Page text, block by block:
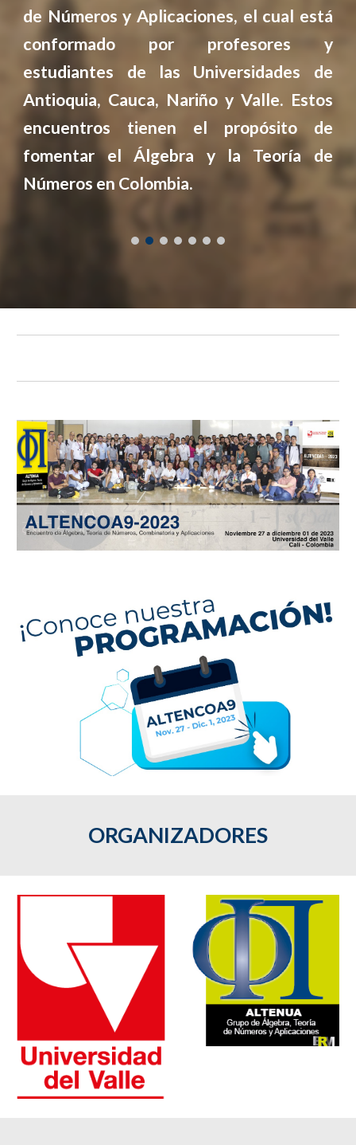
de Números y Aplicaciones, el cual está
conformado por profesores y
estudiantes de las Universidades de
Antioquia, Cauca, Nariño y Valle. Estos
encuentros tienen el propósito de
fomentar el Álgebra y la Teoría de
Números en Colombia.
ORGANIZADORES